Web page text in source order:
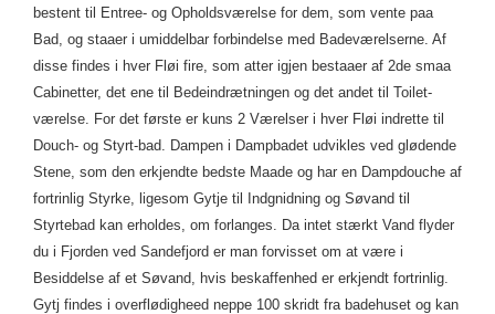
bestent til Entree- og Opholdsværelse for dem, som vente paa
Bad, og staaer i umiddelbar forbindelse med Badeværelserne. Af
disse findes i hver Fløi fire, som atter igjen bestaaer af 2de smaa
Cabinetter, det ene til Bedeindrætningen og det andet til Toilet-
værelse. For det første er kuns 2 Værelser i hver Fløi indrette til
Douch- og Styrt-bad. Dampen i Dampbadet udvikles ved glødende
Stene, som den erkjendte bedste Maade og har en Dampdouche af
fortrinlig Styrke, ligesom Gytje til Indgnidning og Søvand til
Styrtebad kan erholdes, om forlanges. Da intet stærkt Vand flyder
du i Fjorden ved Sandefjord er man forvisset om at være i
Besiddelse af et Søvand, hvis beskaffenhed er erkjendt fortrinlig.
Gytj findes i overflødigheed neppe 100 skridt fra badehuset og kan